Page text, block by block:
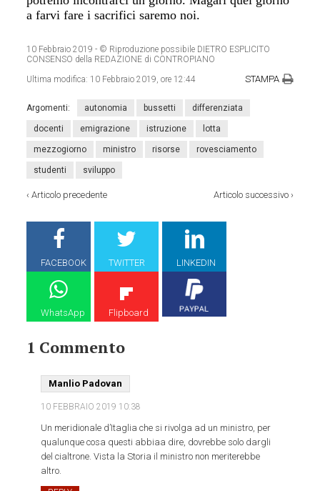
a farvi fare i sacrifici saremo noi.
10 Febbraio 2019 - © Riproduzione possibile DIETRO ESPLICITO
CONSENSO della REDAZIONE di CONTROPIANO
Ultima modifica: 10 Febbraio 2019, ore 12:44 STAMPA
Argomenti: autonomia bussetti differenziata
docenti emigrazione istruzione lotta
mezzogiorno ministro risorse rovesciamento
studenti sviluppo
‹Articolo precedente Articolo successivo›
FACEBOOK TWITTER LINKEDIN
WhatsApp Flipboard
1 Commento
Manlio Padovan
10 FEBBRAIO 2019 10:38
Un meridionale d’Itaglia che si rivolga ad un ministro, per
qualunque cosa questi abbiaa dire, dovrebbe solo dargli
del cialtrone. Vista la Storia il ministro non meriterebbe
altro.